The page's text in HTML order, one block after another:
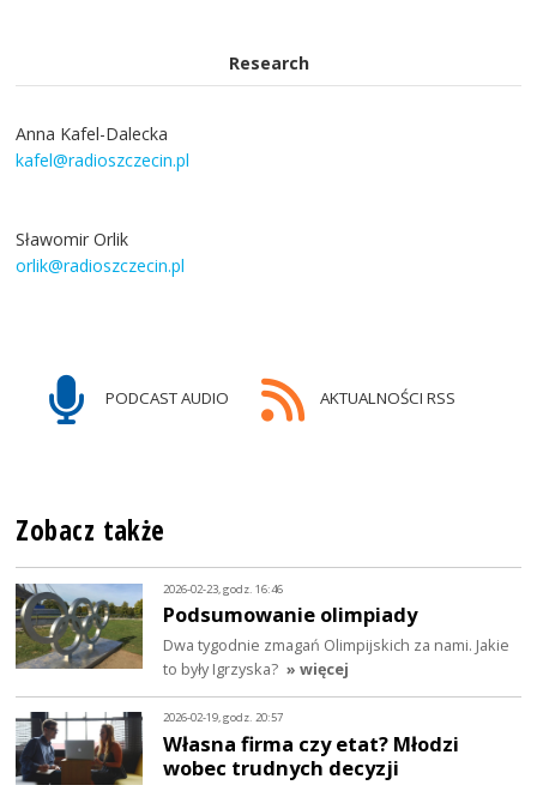
Research
Anna Kafel-Dalecka
kafel@radioszczecin.pl
Sławomir Orlik
orlik@radioszczecin.pl
PODCAST AUDIO AKTUALNOŚCI RSS
Zobacz także
2026-02-23, godz. 16:46
Podsumowanie olimpiady
Dwa tygodnie zmagań Olimpijskich za nami. Jakie
to były Igrzyska? » więcej
2026-02-19, godz. 20:57
Własna firma czy etat? Młodzi
wobec trudnych decyzji